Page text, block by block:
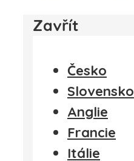
Zavřít
Česko
Slovensko
Anglie
Francie
Itálie